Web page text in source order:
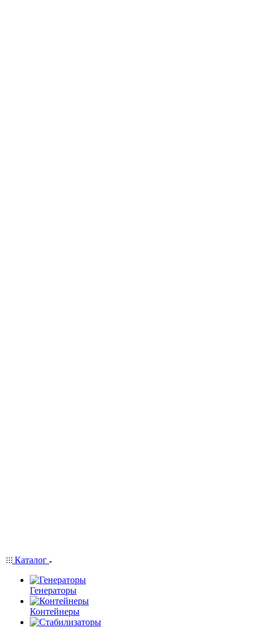
Каталог
Генераторы
Контейнеры